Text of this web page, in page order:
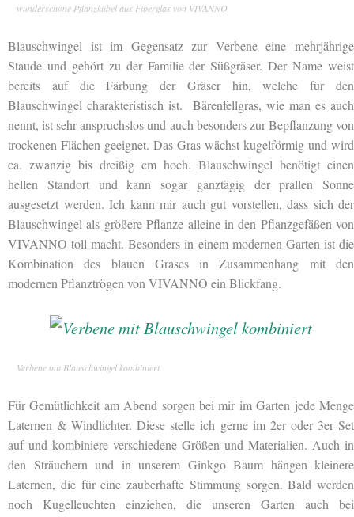
wunderschöne Pflanzkübel aus Fiberglas von VIVANNO
Blauschwingel ist im Gegensatz zur Verbene eine mehrjährige
Staude und gehört zu der Familie der Süßgräser. Der Name weist
bereits auf die Färbung der Gräser hin, welche für den
Blauschwingel charakteristisch ist. Bärenfellgras, wie man es auch
nennt, ist sehr anspruchslos und auch besonders zur Bepflanzung von
trockenen Flächen geeignet. Das Gras wächst kugelförmig und wird
ca. zwanzig bis dreißig cm hoch. Blauschwingel benötigt einen
hellen Standort und kann sogar ganztägig der prallen Sonne
ausgesetzt werden. Ich kann mir auch gut vorstellen, dass sich der
Blauschwingel als größere Pflanze alleine in den Pflanzgefäßen von
VIVANNO toll macht. Besonders in einem modernen Garten ist die
Kombination des blauen Grases in Zusammenhang mit den
modernen Pflanztrögen von VIVANNO ein Blickfang.
Verbene mit Blauschwingel kombiniert
Für Gemütlichkeit am Abend sorgen bei mir im Garten jede Menge
Laternen & Windlichter. Diese stelle ich gerne im 2er oder 3er Set
auf und kombiniere verschiedene Größen und Materialien. Auch in
den Sträuchern und in unserem Ginkgo Baum hängen kleinere
Laternen, die für eine zauberhafte Stimmung sorgen. Bald werden
noch Kugelleuchten einziehen, die unseren Garten auch bei